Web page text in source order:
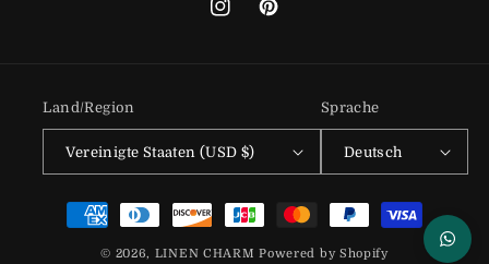
InstagramPinterest
Land/Region
Vereinigte Staaten (USD $)
Sprache
Deutsch
Zahlungsmethoden
© 2026, LINEN CHARM Powered by Shopify